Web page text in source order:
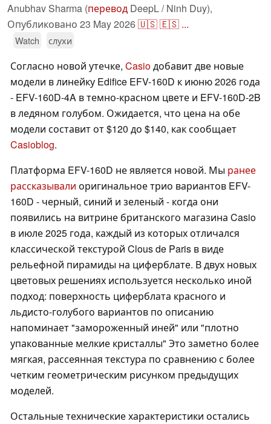
Anubhav Sharma (перевод DeepL / Ninh Duy),
Опубликовано 23 May 2026🇺🇸🇪🇸 ...
Watch слухи
Согласно новой утечке, Casioдобавит две новые
модели в линейку Edifice EFV-160D к июню 2026 года
- EFV-160D-4A в темно-красном цвете и EFV-160D-2B
в ледяном голубом. Ожидается, что цена на обе
модели составит от $120 до $140, как сообщает
Casioblog.
Платформа EFV-160D не является новой. Мы ранее
рассказывали оригинальное трио вариантов EFV-
160D - черный, синий и зеленый - когда они
появились на витрине британского магазина Casio
в июле 2025 года, каждый из которых отличался
классической текстурой Clous de Paris в виде
рельефной пирамиды на циферблате. В двух новых
цветовых решениях используется несколько иной
подход: поверхность циферблата красного и
льдисто-голубого вариантов по описанию
напоминает "замороженный иней" или "плотно
упакованные мелкие кристаллы" Это заметно более
мягкая, рассеянная текстура по сравнению с более
четким геометрическим рисунком предыдущих
моделей.
Остальные технические характеристики остались